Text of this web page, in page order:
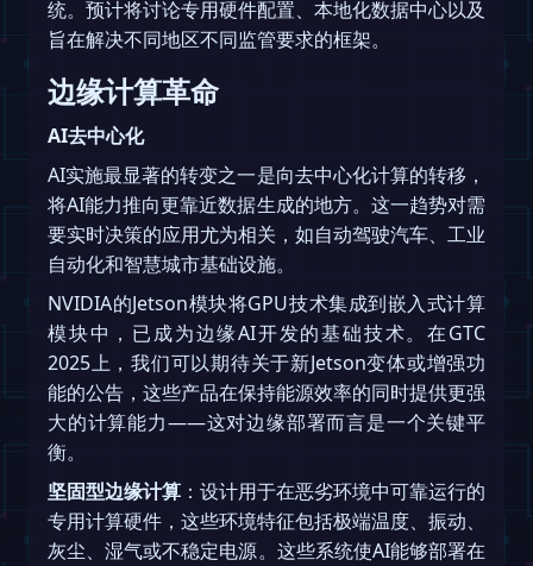
统。预计将讨论专用硬件配置、本地化数据中心以及
旨在解决不同地区不同监管要求的框架。
边缘计算革命
AI去中心化
AI实施最显著的转变之一是向去中心化计算的转移，
将AI能力推向更靠近数据生成的地方。这一趋势对需
要实时决策的应用尤为相关，如自动驾驶汽车、工业
自动化和智慧城市基础设施。
NVIDIA的Jetson模块将GPU技术集成到嵌入式计算
模块中，已成为边缘AI开发的基础技术。在GTC
2025上，我们可以期待关于新Jetson变体或增强功
能的公告，这些产品在保持能源效率的同时提供更强
大的计算能力——这对边缘部署而言是一个关键平
衡。
坚固型边缘计算 ：设计用于在恶劣环境中可靠运行的
专用计算硬件，这些环境特征包括极端温度、振动、
灰尘、湿气或不稳定电源。这些系统使AI能够部署在